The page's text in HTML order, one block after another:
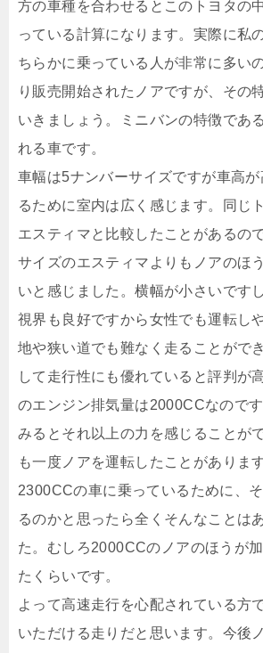
方の車種を合わせるとこのトヨタの
っている計算になります。実際に私
ちらかに乗っている人が非常に多い
り販売開始されたノアですが、その
いきましょう。ミニバンの特徴であ
れる車です。
車幅は5ナンバーサイズですが車高
るために室内は広く感じます。同じ
エスティマと比較したことがあるの
サイズのエスティマよりもノアのほ
いと感じました。横幅が小さいです
視界も良好ですから女性でも運転し
地や狭い道でも難なく走ることがで
して走行性にも優れていると評判が
のエンジン排気量は2000CCなので
みるとそれ以上の力を感じることが
も一度ノアを運転したことがありま
2300CCの車に乗っているために、
るのかと思ったら全くそんなことは
た。むしろ2000CCのノアのほうが
たくらいです。
よって高速走行を心配されている方
いただける走りだと思います。今後